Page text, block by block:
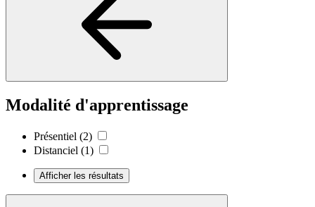
Modalité d'apprentissage
Présentiel (2)
Distanciel (1)
Afficher les résultats